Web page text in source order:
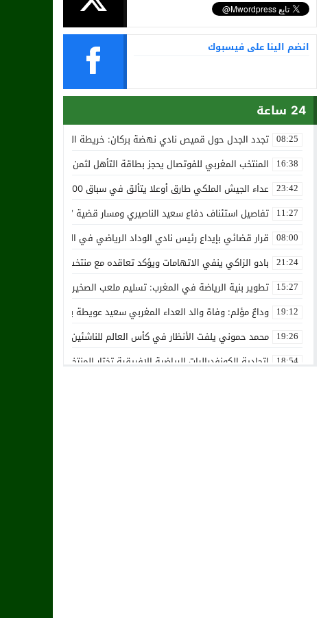
انضم الينا على فيسبوك
24 ساعة
08:25 تجدد الجدل حول قميص نادي نهضة بركان: خريطة المغرب تثير استياء
16:38 المنتخب المغربي للفوتصال يحجز بطاقة التأهل لثمن نهائي مونديال
23:42 عداء الجيش الملكي طارق أوعلا يتألق في سباق 4200 متر بمدينة سلا
11:27 تفاصيل استئناف دفاع سعيد الناصيري ومسار قضية ‘بارون المخدرات
08:00 قرار قضائي بإيداع رئيس نادي الوداد الرياضي في السجن في قضية
21:24 بادو الزاكي ينفي الاتهامات ويؤكد تعاقده مع منتخب النيجر دون تكفل
15:27 تطوير بنية الرياضة في المغرب: تسليم ملعب الصخيرات بالعشب
19:12 وداعٌ مؤلم: وفاة والد العداء المغربي سعيد عويطة بعد صراع طويل
19:26 محمد حموني يلفت الأنظار في كأس العالم للناشئين ويثير اهتمام
18:54 اتحادية الكونفدراليات الرياضية الإفريقية تختار المنتخب الوطني